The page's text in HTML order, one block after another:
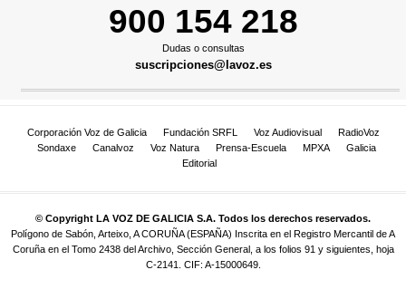
900 154 218
Dudas o consultas
suscripciones@lavoz.es
Corporación Voz de Galicia Fundación SRFL Voz Audiovisual
RadioVoz
Sondaxe
Canalvoz Voz Natura Prensa-Escuela MPXA
Galicia
Editorial
© Copyright LA VOZ DE GALICIA S.A. Todos los derechos reservados.
Polígono de Sabón, Arteixo, A CORUÑA (ESPAÑA) Inscrita en el Registro Mercantil de A
Coruña en el Tomo 2438 del Archivo, Sección General, a los folios 91 y siguientes, hoja
C-2141. CIF: A-15000649.